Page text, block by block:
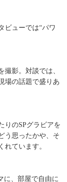
ビューでは“パワ
撮影。対談では、
場の話題で盛りあ
りのSPグラビアを
う思ったかや、そ
れています。
、部屋で自由に